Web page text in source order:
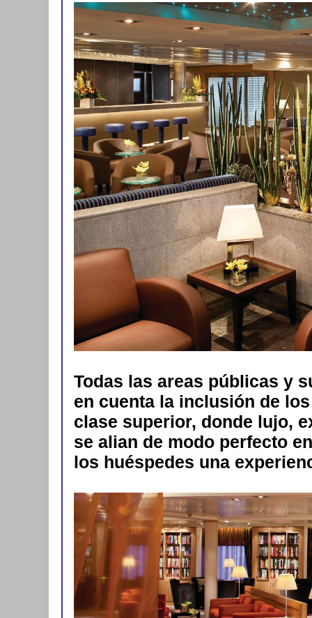
Todas las areas públicas y
en cuenta la inclusión de
clase superior, donde lujo,
se alian de modo perfecto
los huéspedes una